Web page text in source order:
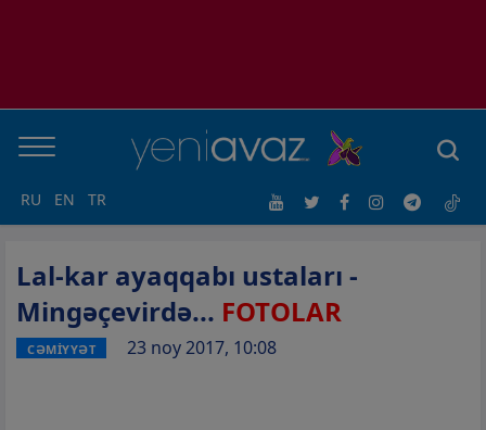
RU EN TR
Lal-kar ayaqqabı ustaları -
Mingəçevirdə... FOTOLAR
CƏMİYYƏT 23 noy 2017, 10:08